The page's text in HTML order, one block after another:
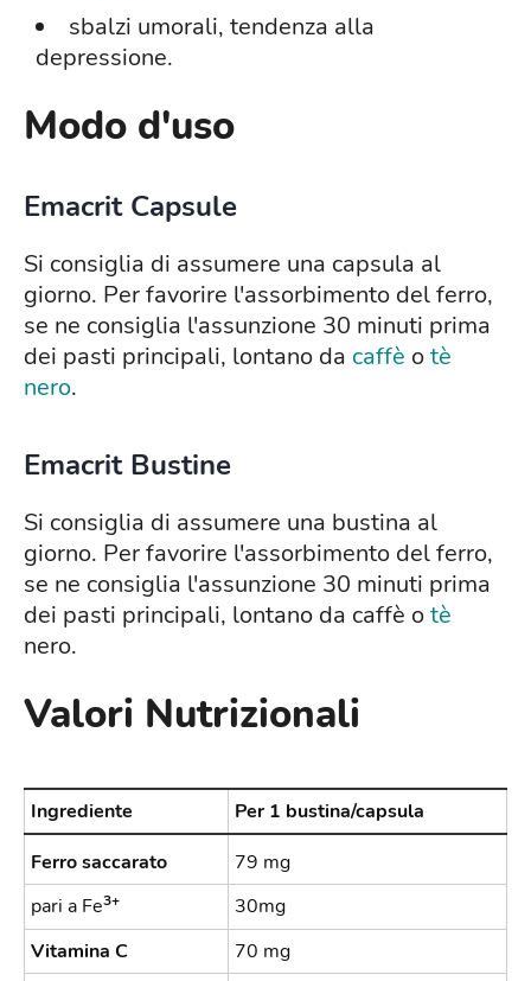
sbalzi umorali, tendenza alla
depressione.
Modo d'uso
Emacrit Capsule
Si consiglia di assumere una capsula al
giorno. Per favorire l'assorbimento del ferro,
se ne consiglia l'assunzione 30 minuti prima
dei pasti principali, lontano da caffè otè
nero.
Emacrit Bustine
Si consiglia di assumere una bustina al
giorno. Per favorire l'assorbimento del ferro,
se ne consiglia l'assunzione 30 minuti prima
dei pasti principali, lontano da caffè otè
nero.
Valori Nutrizionali
Ingrediente
Per 1 bustina/capsula
Ferro saccarato
79 mg
pari a Fe3+
30mg
Vitamina C
70 mg